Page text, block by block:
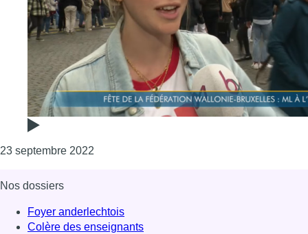
23 septembre 2022
Nos dossiers
Foyer anderlechtois
Colère des enseignants